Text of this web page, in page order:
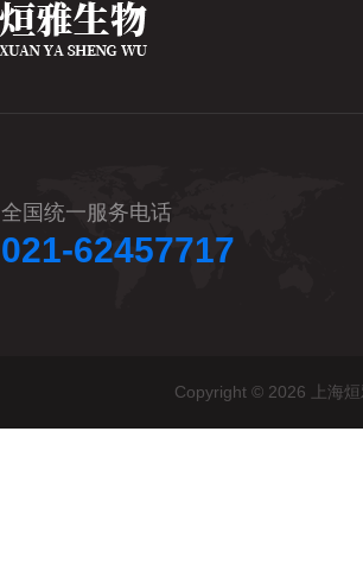
全国统一服务电话
021-62457717
Copyright © 2026 上海